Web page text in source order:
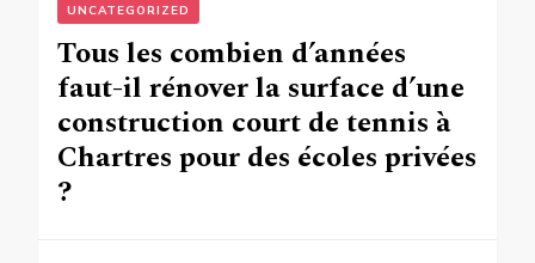
UNCATEGORIZED
Tous les combien d’années
faut-il rénover la surface d’une
construction court de tennis à
Chartres pour des écoles privées
?